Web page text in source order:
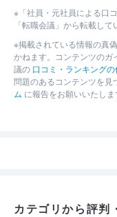
※「社員・元社員による口
「転職会議」から転載して
※掲載されている情報の真
かねます。コンテンツのガ
議の 口コミ・ランキング
問題のあるコンテンツを見
ム に報告をお願いいたしま
カテゴリから評判